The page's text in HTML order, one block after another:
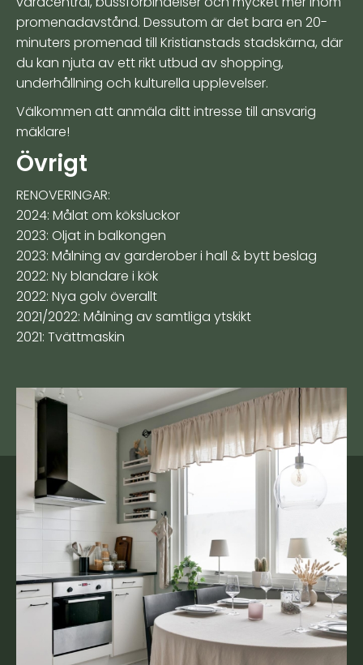
promenadavstånd. Dessutom är det bara en 20-
minuters promenad till Kristianstads stadskärna, där
du kan njuta av ett rikt utbud av shopping,
underhållning och kulturella upplevelser.
Välkommen att anmäla ditt intresse till ansvarig
mäklare!
Övrigt
RENOVERINGAR:
2024: Målat om köksluckor
2023: Oljat in balkongen
2023: Målning av garderober i hall & bytt beslag
2022: Ny blandare i kök
2022: Nya golv överallt
2021/2022: Målning av samtliga ytskikt
2021: Tvättmaskin